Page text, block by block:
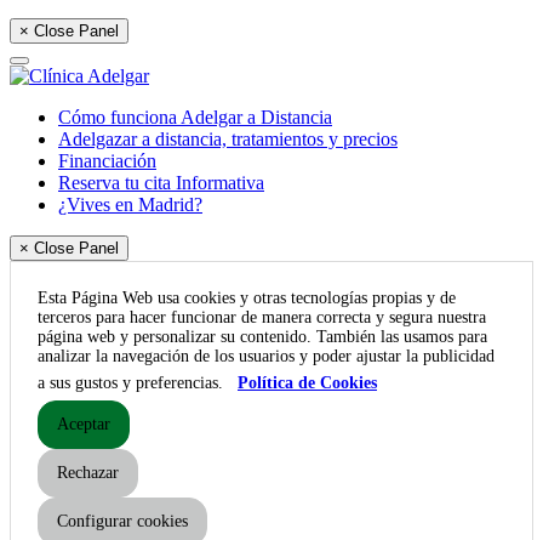
× Close Panel
Cómo funciona Adelgar a Distancia
Adelgazar a distancia, tratamientos y precios
Financiación
Reserva tu cita Informativa
¿Vives en Madrid?
× Close Panel
Esta Página Web usa cookies y otras tecnologías propias y de
terceros para hacer funcionar de manera correcta y segura nuestra
página web y personalizar su contenido. También las usamos para
analizar la navegación de los usuarios y poder ajustar la publicidad
a sus gustos y preferencias.
Política de Cookies
Aceptar
Rechazar
Configurar cookies